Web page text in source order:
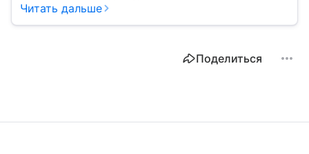
Читать дальше
Поделиться